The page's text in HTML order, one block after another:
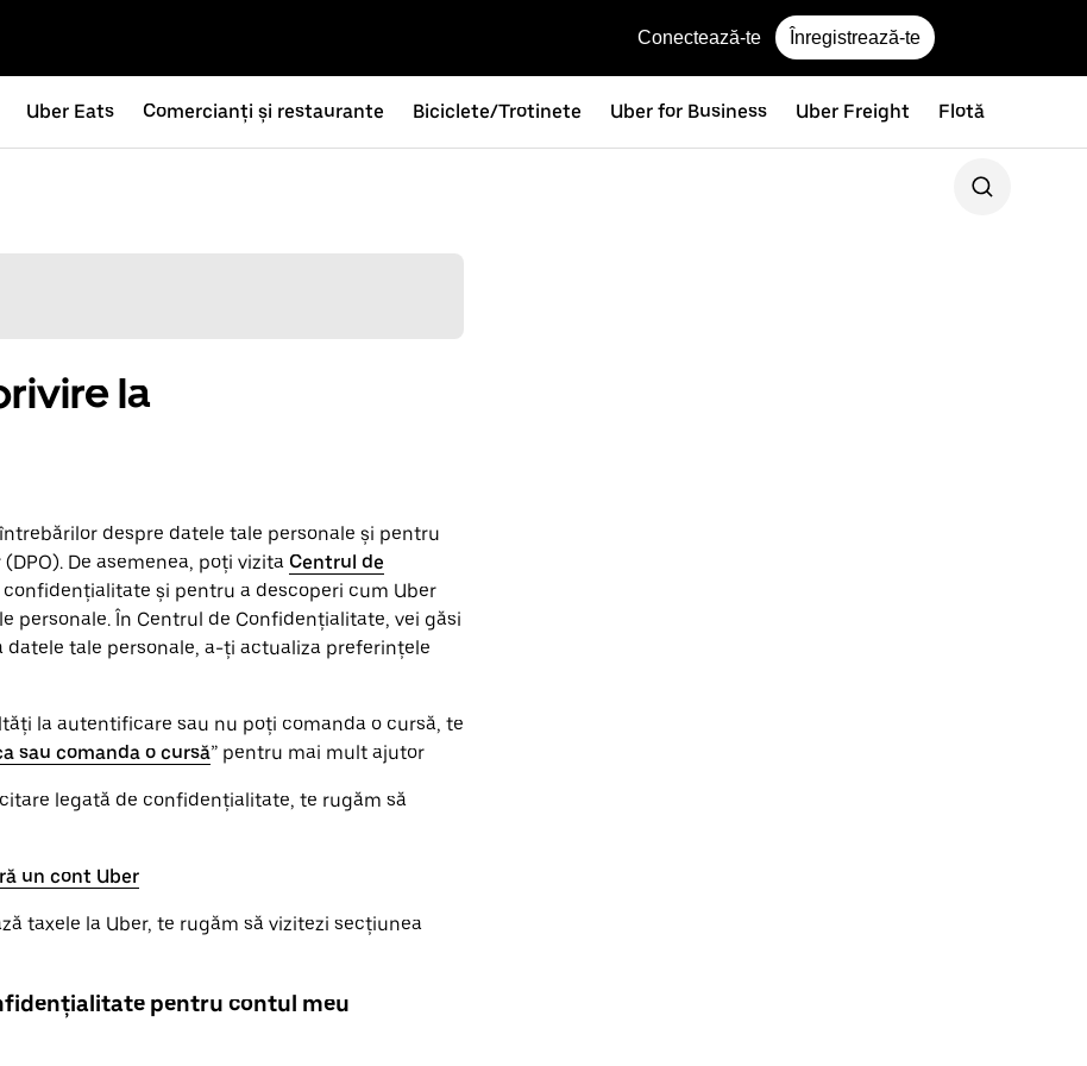
Conectează-te Înregistrează-te
Uber Eats Comercianți și restaurante Biciclete/Trotinete Uber for Business Uber Freight Flotă
la
despre datele tale personale și pentru
De asemenea, poți vizita Centrul de
și pentru a descoperi cum Uber
personale. În Centrul de Confidențialitate, vei găsi
tale personale, a-ți actualiza preferințele
la autentificare sau nu poți comanda o cursă, te
sau comanda o cursă” pentru mai mult ajutor
legată de confidențialitate, te rugăm să
un cont Uber
taxele la Uber, te rugăm să vizitezi secțiunea
pentru contul meu